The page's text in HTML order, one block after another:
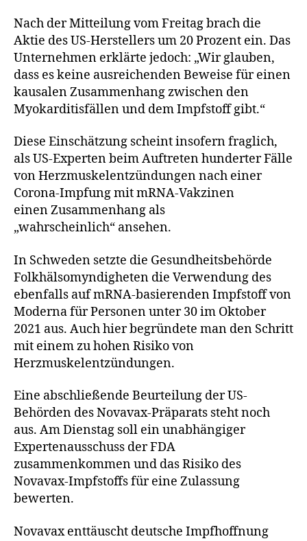
Nach der Mitteilung vom Freitag brach die
Aktie des US-Herstellers um 20 Prozent ein. Das
Unternehmen erklärte jedoch: „Wir glauben,
dass es keine ausreichenden Beweise für einen
kausalen Zusammenhang zwischen den
Myokarditisfällen und dem Impfstoff gibt.“
Diese Einschätzung scheint insofern fraglich,
als US-Experten beim Auftreten hunderter Fälle
von Herzmuskelentzündungen nach einer
Corona-Impfung mit mRNA-Vakzinen
einen Zusammenhang als
„wahrscheinlich“ ansehen.
In Schweden setzte die Gesundheitsbehörde
Folkhälsomyndigheten die Verwendung des
ebenfalls auf mRNA-basierenden Impfstoff von
Moderna für Personen unter 30 im Oktober
2021 aus. Auch hier begründete man den Schritt
mit einem zu hohen Risiko von
Herzmuskelentzündungen.
Eine abschließende Beurteilung der US-
Behörden des Novavax-Präparats steht noch
aus. Am Dienstag soll ein unabhängiger
Expertenausschuss der FDA
zusammenkommen und das Risiko des
Novavax-Impfstoffs für eine Zulassung
bewerten.
Novavax enttäuscht deutsche Impfhoffnung